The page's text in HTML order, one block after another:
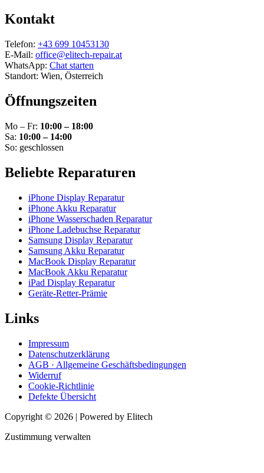
Kontakt
Telefon: +43 699 10453130
E-Mail: office@elitech-repair.at
WhatsApp: Chat starten
Standort: Wien, Österreich
Öffnungszeiten
Mo – Fr: 10:00 – 18:00
Sa: 10:00 – 14:00
So: geschlossen
Beliebte Reparaturen
iPhone Display Reparatur
iPhone Akku Reparatur
iPhone Wasserschaden Reparatur
iPhone Ladebuchse Reparatur
Samsung Display Reparatur
Samsung Akku Reparatur
MacBook Display Reparatur
MacBook Akku Reparatur
iPad Display Reparatur
Geräte-Retter-Prämie
Links
Impressum
Datenschutzerklärung
AGB · Allgemeine Geschäftsbedingungen
Widerruf
Cookie-Richtlinie
Defekte Übersicht
Copyright © 2026 | Powered by Elitech
Zustimmung verwalten